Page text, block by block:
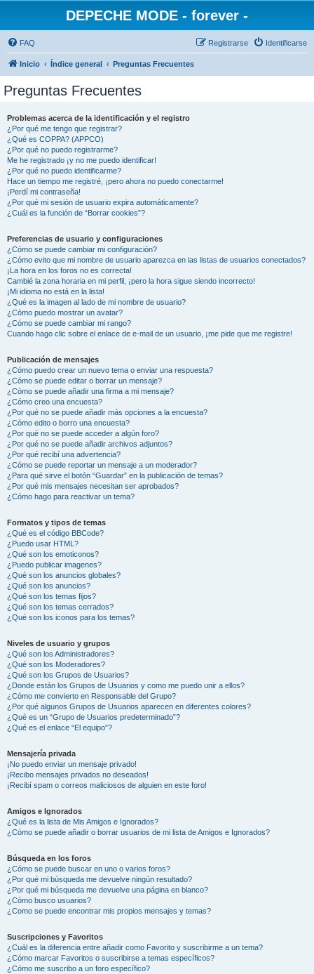
DEPECHE MODE - forever -
FAQ Identificarse
Registrarse
Inicio Índice general Preguntas Frecuentes
Preguntas Frecuentes
Problemas acerca de la identificación y el registro
¿Por qué me tengo que registrar?
¿Qué es COPPA? (APPCO)
¿Por qué no puedo registrarme?
Me he registrado ¡y no me puedo identificar!
¿Por qué no puedo identificarme?
Hace un tiempo me registré, ¡pero ahora no puedo conectarme!
¡Perdí mi contraseña!
¿Por qué mi sesión de usuario expira automáticamente?
¿Cuál es la función de “Borrar cookies”?
Preferencias de usuario y configuraciones
¿Cómo se puede cambiar mi configuración?
¿Cómo evito que mi nombre de usuario aparezca en las listas de usuarios conectados?
¡La hora en los foros no es correcta!
Cambié la zona horaria en mi perfil, ¡pero la hora sigue siendo incorrecto!
¡Mi idioma no está en la lista!
¿Qué es la imagen al lado de mi nombre de usuario?
¿Cómo puedo mostrar un avatar?
¿Cómo se puede cambiar mi rango?
Cuando hago clic sobre el enlace de e-mail de un usuario, ¡me pide que me registre!
Publicación de mensajes
¿Cómo puedo crear un nuevo tema o enviar una respuesta?
¿Cómo se puede editar o borrar un mensaje?
¿Cómo se puede añadir una firma a mi mensaje?
¿Cómo creo una encuesta?
¿Por qué no se puede añadir más opciones a la encuesta?
¿Cómo edito o borro una encuesta?
¿Por qué no se puede acceder a algún foro?
¿Por qué no se puede añadir archivos adjuntos?
¿Por qué recibí una advertencia?
¿Cómo se puede reportar un mensaje a un moderador?
¿Para qué sirve el botón “Guardar” en la publicación de temas?
¿Por qué mis mensajes necesitan ser aprobados?
¿Cómo hago para reactivar un tema?
Formatos y tipos de temas
¿Qué es el código BBCode?
¿Puedo usar HTML?
¿Qué son los emoticonos?
¿Puedo publicar imagenes?
¿Qué son los anuncios globales?
¿Qué son los anuncios?
¿Qué son los temas fijos?
¿Qué son los temas cerrados?
¿Qué son los iconos para los temas?
Niveles de usuario y grupos
¿Qué son los Administradores?
¿Qué son los Moderadores?
¿Qué son los Grupos de Usuarios?
¿Donde están los Grupos de Usuarios y como me puedo unir a ellos?
¿Cómo me convierto en Responsable del Grupo?
¿Por qué algunos Grupos de Usuarios aparecen en diferentes colores?
¿Qué es un “Grupo de Usuarios predeterminado”?
¿Qué es el enlace “El equipo”?
Mensajería privada
¡No puedo enviar un mensaje privado!
¡Recibo mensajes privados no deseados!
¡Recibí spam o correos maliciosos de alguien en este foro!
Amigos e Ignorados
¿Qué es la lista de Mis Amigos e Ignorados?
¿Cómo se puede añadir o borrar usuarios de mi lista de Amigos e Ignorados?
Búsqueda en los foros
¿Cómo se puede buscar en uno o varios foros?
¿Por qué mi búsqueda me devuelve ningún resultado?
¿Por qué mi búsqueda me devuelve una página en blanco?
¿Cómo busco usuarios?
¿Como se puede encontrar mis propios mensajes y temas?
Suscripciones y Favoritos
¿Cuál es la diferencia entre añadir como Favorito y suscribirme a un tema?
¿Cómo marcar Favoritos o suscribirse a temas específicos?
¿Cómo me suscribo a un foro específico?